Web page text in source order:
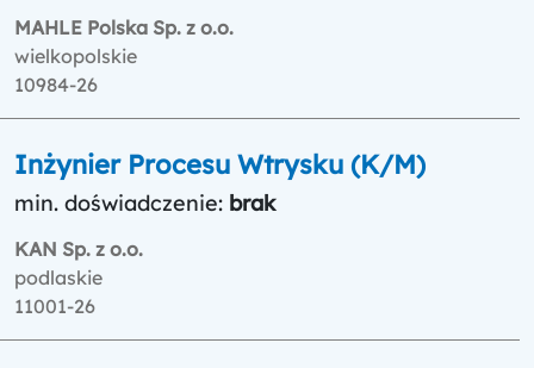
MAHLE Polska Sp. z o.o.
wielkopolskie
10984-26
Inżynier Procesu Wtrysku (K/M)
min. doświadczenie: brak
KAN Sp. z o.o.
podlaskie
11001-26